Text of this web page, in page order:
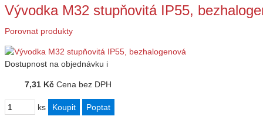
Vývodka M32 stupňovitá IP55,
Porovnat produkty
Dostupnost na objednávku i
7,31 Kč Cena bez DPH
ks